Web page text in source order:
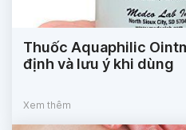
Thuốc Aquaphilic
định và lưu ý khi dùng
Xem thêm